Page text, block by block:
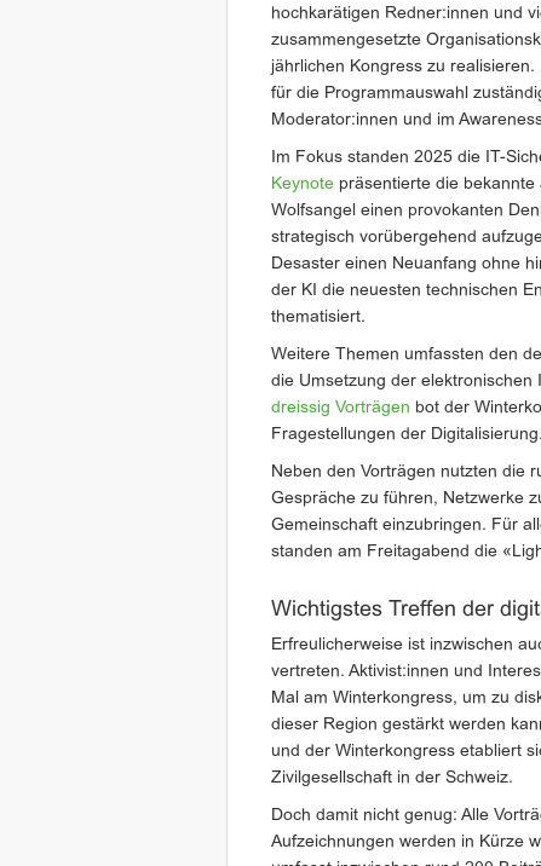
hochkarätigen Redner:innen und
zusammengesetzte
jährlichen Kongress zu
für die Programmauswahl
Moderator:innen und im
Im Fokus standen 2025 die IT-
Keynote präsentierte die bekannte
Wolfsangel einen provokanten
strategisch vorübergehend
Desaster einen Neuanfang ohne
der KI die neuesten technischen
thematisiert.
Weitere Themen umfassten den
die Umsetzung der
dreissig Vorträgen bot der
Fragestellungen der Digitalisierung.
Neben den Vorträgen nutzten die
Gespräche zu führen, Netzwerke
Gemeinschaft einzubringen. Für
standen am Freitagabend die
Wichtigstes Treffen der
Erfreulicherweise ist inzwischen
vertreten. Aktivist:innen und
Mal am Winterkongress, um zu
dieser Region gestärkt werden
und der Winterkongress etabliert
Zivilgesellschaft in der Schweiz.
Doch damit nicht genug: Alle
Aufzeichnungen werden in Kürze